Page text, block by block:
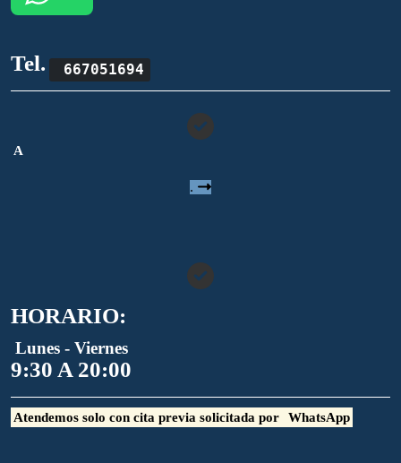
Tel. 667051694
A
.
HORARIO:
Lunes - Viernes
9:30 A 20:00
Atendemos solo con cita previa solicitada por WhatsApp